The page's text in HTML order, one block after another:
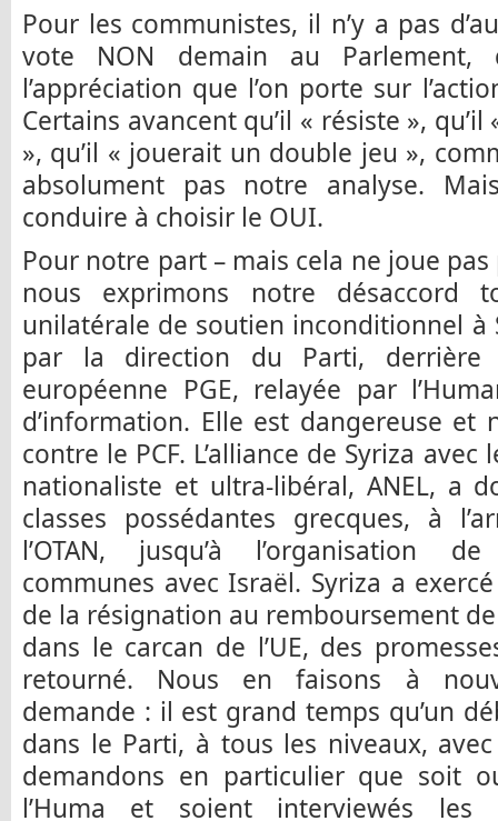
Pour les communistes, il n’y a pas
vote NON demain au
l’appréciation que l’on porte sur
Certains avancent qu’il « résiste »,
», qu’il « jouerait un double jeu »,
absolument pas notre analyse.
conduire à choisir le OUI.
Pour notre part – mais cela ne joue
nous exprimons notre désaccord
unilatérale de soutien inconditionnel à
par la direction du Parti,
européenne PGE, relayée par
d’information. Elle est dangereuse
contre le PCF. L’alliance de Syriza
nationaliste et ultra-libéral, ANEL, a
classes possédantes grecques, à
l’OTAN, jusqu’à l’organisation
communes avec Israël. Syriza a
de la résignation au remboursement
dans le carcan de l’UE, des
retourné. Nous en faisons à
demande : il est grand temps qu’un
dans le Parti, à tous les niveaux,
demandons en particulier que soit
l’Huma et soient interviewés les